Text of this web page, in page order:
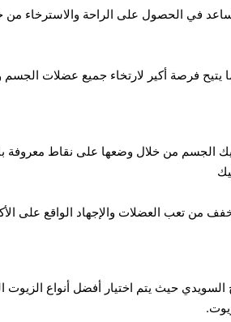
يساعد في الحصول على الراحة والاسترخاء
فرصة أكير لارتخاء جميع عضلات الجسم
الجسم من خلال وضعها على نقاط معروفة
من تعب العضلات والإجهاد الواقع على
حيث يتم اختيار أفضل أنواع الزيوت